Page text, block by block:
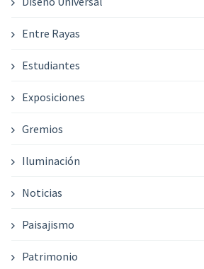
Entre Rayas
Estudiantes
Exposiciones
Gremios
Iluminación
Noticias
Paisajismo
Patrimonio